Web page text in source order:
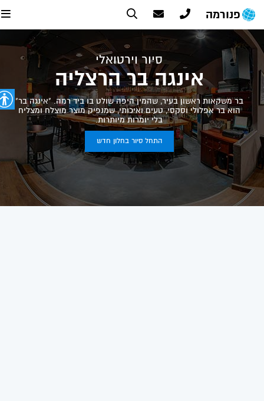
פנורמה
סיור וירטואלי
אינגה בר הרצליה
בר משקאות ראשון בעיר, שהמין היפה שולט בו ביד רמה. "אינגה בר"
הוא בר אפלולי וסקסי, טעים ואיכותי, שמנפיק מוצר מוצלח ומצליח
בלי יומרות מיותרות.
התחל סיור בחלון חדש